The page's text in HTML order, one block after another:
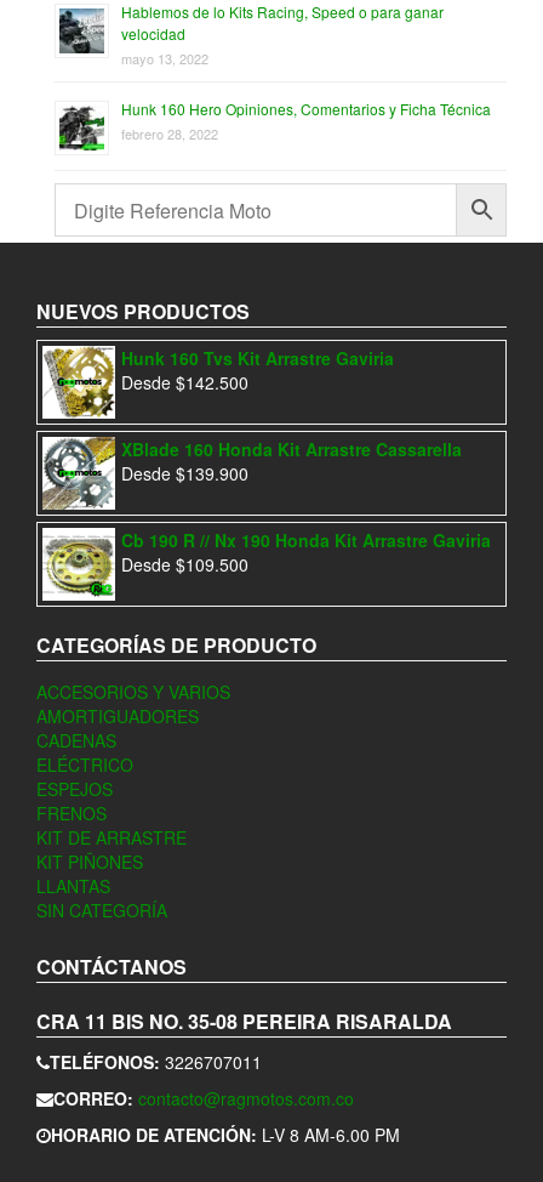
Hablemos de lo Kits Racing, Speed o para ganar
velocidad
mayo 13, 2022
Hunk 160 Hero Opiniones, Comentarios y Ficha Técnica
febrero 28, 2022
NUEVOS PRODUCTOS
Hunk 160 Tvs Kit Arrastre Gaviria
Desde $142.500
XBlade 160 Honda Kit Arrastre Cassarella
Desde $139.900
Cb 190 R // Nx 190 Honda Kit Arrastre Gaviria
Desde $109.500
CATEGORÍAS DE PRODUCTO
ACCESORIOS Y VARIOS
AMORTIGUADORES
CADENAS
ELÉCTRICO
ESPEJOS
FRENOS
KIT DE ARRASTRE
KIT PIÑONES
LLANTAS
SIN CATEGORÍA
CONTÁCTANOS
CRA 11 BIS NO. 35-08 PEREIRA RISARALDA
TELÉFONOS: 3226707011
CORREO: contacto@ragmotos.com.co
HORARIO DE ATENCIÓN: L-V 8 AM-6.00 PM